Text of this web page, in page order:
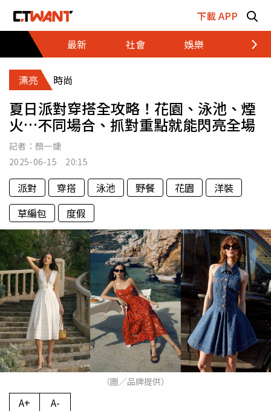
下載 APP
最新
社會 娛樂 財經
漂亮 時尚
夏日派對穿搭全攻略！花園、泳池、煙
火…不同場合、抓對重點就能閃亮全場
記者： 顏一婕
2025-06-15 20:15
派對 穿搭 泳池 野餐 花園
洋裝
草編包
度假
（圖／品牌提供）
A+ A-